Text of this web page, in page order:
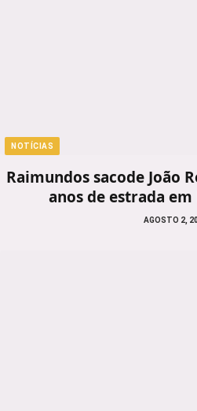
NOTÍCIAS
Raimundos sacode João
anos de estrada
AGOSTO 2,